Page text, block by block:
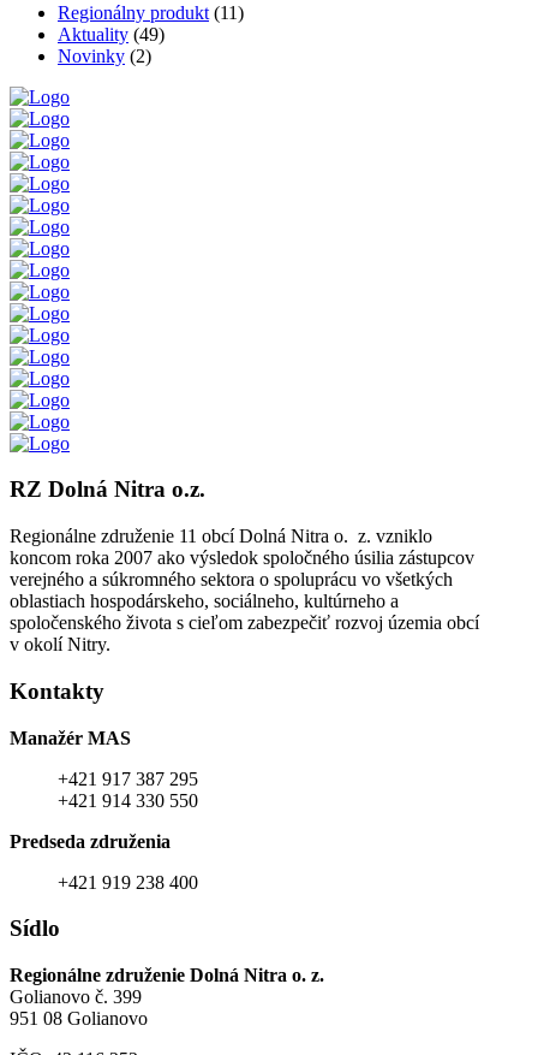
Regionálny produkt (11)
Aktuality (49)
Novinky (2)
RZ Dolná Nitra o.z.
Regionálne združenie 11 obcí Dolná Nitra o. z. vzniklo
koncom roka 2007 ako výsledok spoločného úsilia zástupcov
verejného a súkromného sektora o spoluprácu vo všetkých
oblastiach hospodárskeho, sociálneho, kultúrneho a
spoločenského života s cieľom zabezpečiť rozvoj územia obcí
v okolí Nitry.
Kontakty
Manažér MAS
+421 917 387 295
+421 914 330 550
Predseda združenia
+421 919 238 400
Sídlo
Regionálne združenie Dolná Nitra o. z.
Golianovo č. 399
951 08 Golianovo